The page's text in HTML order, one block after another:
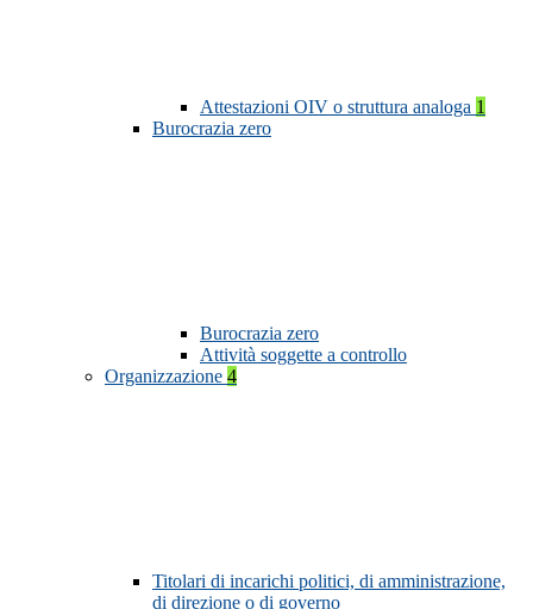
Attestazioni OIV o struttura analoga 1
Burocrazia zero
Burocrazia zero
Attività soggette a controllo
Organizzazione 4
Titolari di incarichi politici, di amministrazione,
di direzione o di governo